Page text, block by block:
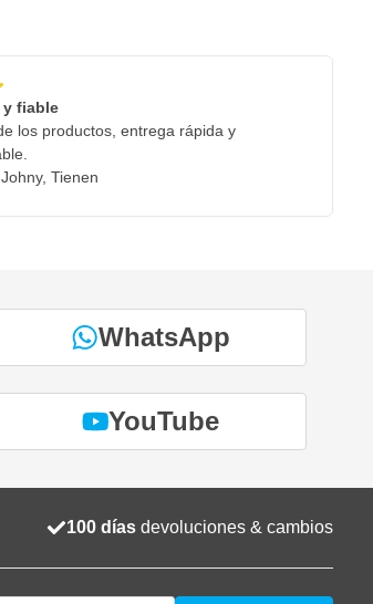
y fiable
los productos, entrega rápida y
Johny, Tienen
WhatsApp
YouTube
100 días devoluciones & cambios